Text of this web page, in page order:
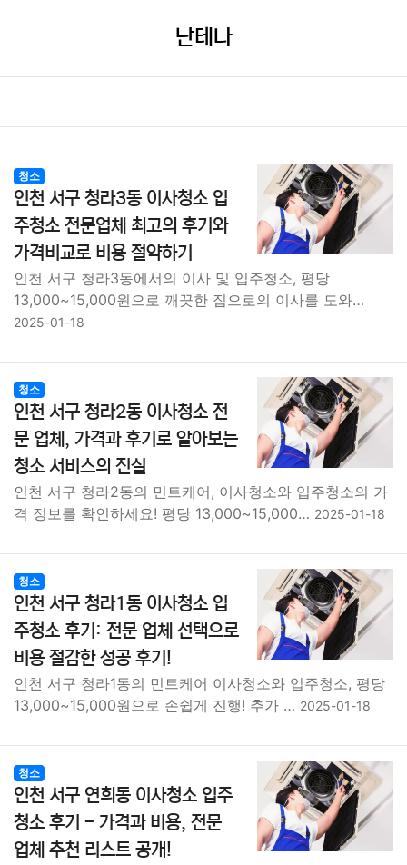
난테나
청소
인천 서구 청라3동 이사청소 입
주청소 전문업체 최고의 후기와
가격비교로 비용 절약하기
인천 서구 청라3동에서의 이사 및 입주청소, 평당
13,000~15,000원으로 깨끗한 집으로의 이사를 도와…
2025-01-18
청소
인천 서구 청라2동 이사청소 전
문 업체, 가격과 후기로 알아보는
청소 서비스의 진실
인천 서구 청라2동의 민트케어, 이사청소와 입주청소의 가
격 정보를 확인하세요! 평당 13,000~15,000… 2025-01-18
청소
인천 서구 청라1동 이사청소 입
주청소 후기: 전문 업체 선택으로
비용 절감한 성공 후기!
인천 서구 청라1동의 민트케어 이사청소와 입주청소, 평당
13,000~15,000원으로 손쉽게 진행! 추가 … 2025-01-18
청소
인천 서구 연희동 이사청소 입주
청소 후기 - 가격과 비용, 전문
업체 추천 리스트 공개!